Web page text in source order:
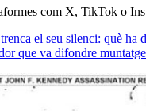
com X, TikTok o
el seu silenci: què ha
que va difondre